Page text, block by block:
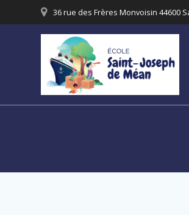
to
36 rue des Frères Monvoisin 44600